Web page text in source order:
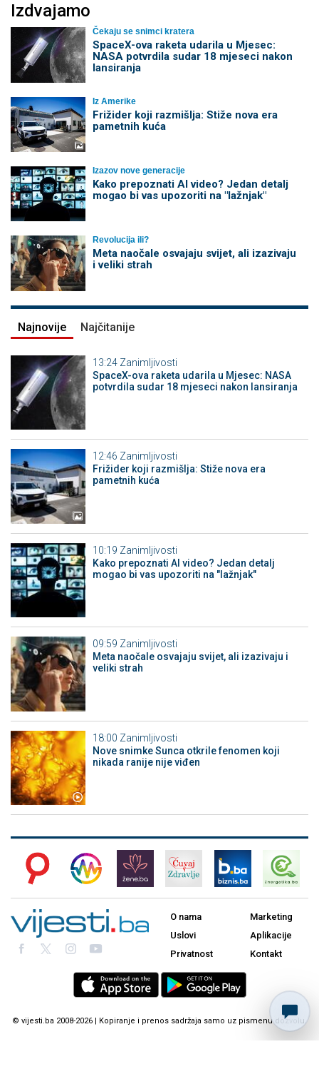
Izdvajamo
Čekaju se snimci kratera
SpaceX-ova raketa udarila u Mjesec:
NASA potvrdila sudar 18 mjeseci nakon
lansiranja
Iz Amerike
Frižider koji razmišlja: Stiže nova era
pametnih kuća
Izazov nove generacije
Kako prepoznati AI video? Jedan detalj
mogao bi vas upozoriti na "lažnjak"
Revolucija ili?
Meta naočale osvajaju svijet, ali izazivaju
i veliki strah
Najnovije Najčitanije
13:24 Zanimljivosti
SpaceX-ova raketa udarila u Mjesec: NASA
potvrdila sudar 18 mjeseci nakon lansiranja
12:46 Zanimljivosti
Frižider koji razmišlja: Stiže nova era
pametnih kuća
10:19 Zanimljivosti
Kako prepoznati AI video? Jedan detalj
mogao bi vas upozoriti na "lažnjak"
09:59 Zanimljivosti
Meta naočale osvajaju svijet, ali izazivaju i
veliki strah
18:00 Zanimljivosti
Nove snimke Sunca otkrile fenomen koji
nikada ranije nije viđen
O nama
Uslovi
Privatnost
Marketing
Aplikacije
Kontakt
© vijesti.ba 2008-2026 | Kopiranje i prenos sadržaja samo uz pismenu dozvolu.